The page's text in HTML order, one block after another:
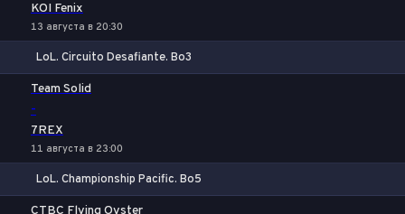
KOI Fenix
13 августа в 20:30
LoL. Circuito Desafiante. Bo3
Team Solid
-
7REX
11 августа в 23:00
LoL. Championship Pacific. Bo5
CTBC Flying Oyster